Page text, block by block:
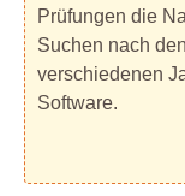
Prüfungen die
Suchen nach
verschiedenen
Software.